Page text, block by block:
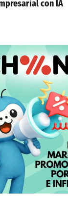
con IA